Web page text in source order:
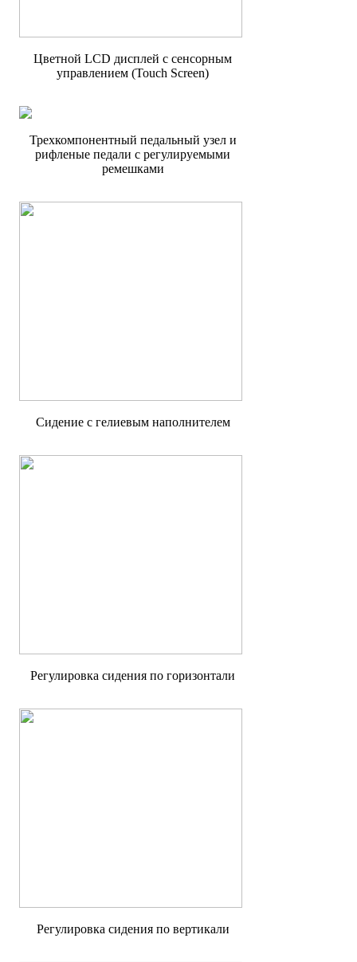
Цветной LCD дисплей c сенсорным
управлением (Touch Screen)
Трехкомпонентный педальный узел и
рифленые педали с регулируемыми
ремешками
Cидение с гелиевым наполнителем
Регулировка сидения по горизонтали
Регулировка сидения по вертикали